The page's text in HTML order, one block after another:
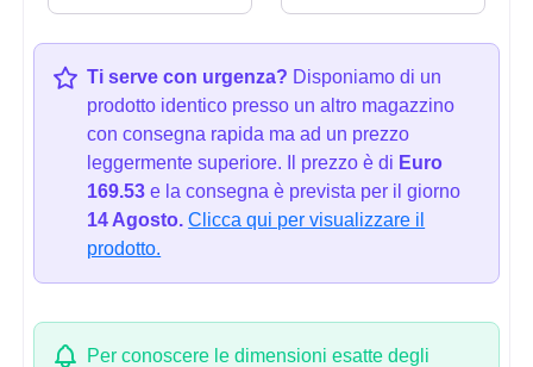
Ti serve con urgenza? Disponiamo di un
prodotto identico presso un altro magazzino
con consegna rapida ma ad un prezzo
leggermente superiore. Il prezzo è di Euro
169.53 e la consegna è prevista per il giorno
14 Agosto. Clicca qui per visualizzare il
prodotto.
Per conoscere le dimensioni esatte degli